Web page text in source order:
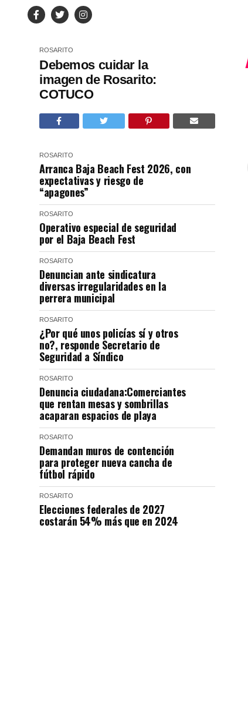
ROSARITO
Debemos cuidar la
imagen de Rosarito:
COTUCO
ROSARITO
Arranca Baja Beach Fest 2026, con
expectativas y riesgo de
“apagones”
ROSARITO
Operativo especial de seguridad
por el Baja Beach Fest
ROSARITO
Denuncian ante sindicatura
diversas irregularidades en la
perrera municipal
ROSARITO
¿Por qué unos policías sí y otros
no?, responde Secretario de
Seguridad a Síndico
ROSARITO
Denuncia ciudadana:Comerciantes
que rentan mesas y sombrillas
acaparan espacios de playa
ROSARITO
Demandan muros de contención
para proteger nueva cancha de
fútbol rápido
ROSARITO
Elecciones federales de 2027
costarán 54% más que en 2024